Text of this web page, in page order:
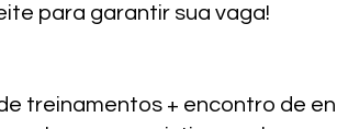
para garantir sua vaga!
treinamentos + encontro de